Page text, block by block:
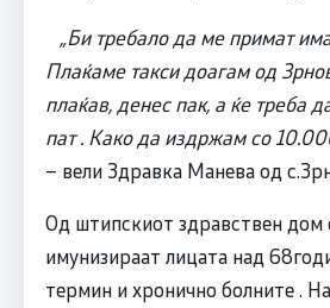
„Би требало да ме примат
Плаќаме такси доагам од
плаќав, денес пак, а ќе треба
пат . Како да издржам со
– вели Здравка Манева од
Од штипскиот здравствен дом
имунизираат лицата над
термин и хронично болните .